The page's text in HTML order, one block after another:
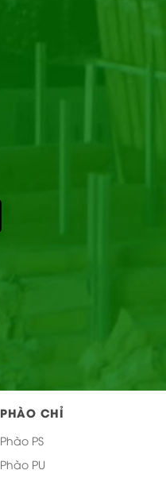
PHÀO CHỈ
Phào PS
Phào PU